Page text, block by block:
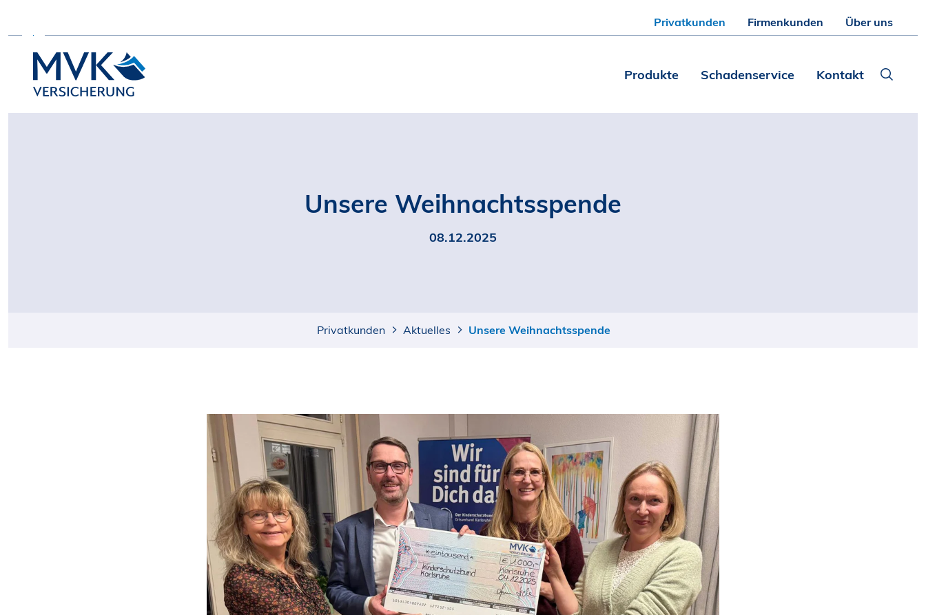
Privatkunden Firmenkunden Über uns
Produkte Schadenservice Kontakt
Unsere Weihnachtsspende
08.12.2025
Privatkunden Aktuelles Unsere Weihnachtsspende